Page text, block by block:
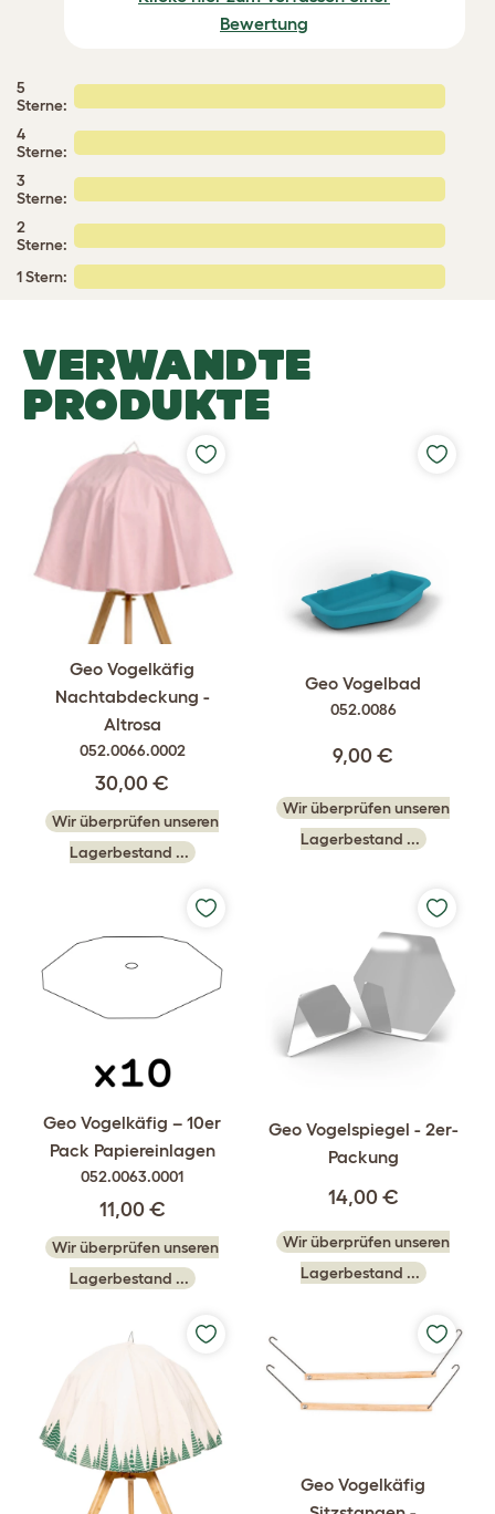
Bewertung
5
Sterne:
4
Sterne:
3
Sterne:
2
Sterne:
1 Stern:
VERWANDTE
PRODUKTE
Geo Vogelkäfig
Nachtabdeckung -
Altrosa
052.0066.0002
30,00 €
Wir überprüfen unseren
Lagerbestand ...
Geo Vogelbad
052.0086
9,00 €
Wir überprüfen unseren
Lagerbestand ...
Geo Vogelkäfig – 10er
Pack Papiereinlagen
052.0063.0001
11,00 €
Wir überprüfen unseren
Lagerbestand ...
Geo Vogelspiegel - 2er-
Packung
14,00 €
Wir überprüfen unseren
Lagerbestand ...
Geo Vogelkäfig